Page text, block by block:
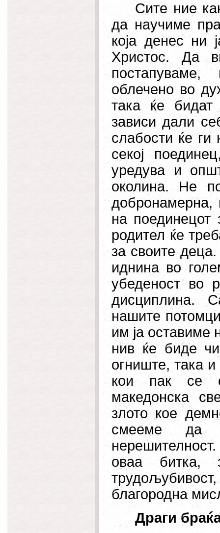
Сите ние
да научиме
која денес ни
Христос. Да
облечено во
така ќе
зависи дали
слабости ќе
секој
уредува и
околина. Не
добронамерна,
на поединецот
родител ќе
за своите
иднина во
убеденост во
дисциплина.
нашите
им ја оставиме
нив ќе биде
огниште, така
кои пак се
македонска
злото кое
смееме да
оваа битка,
благородна
Драги